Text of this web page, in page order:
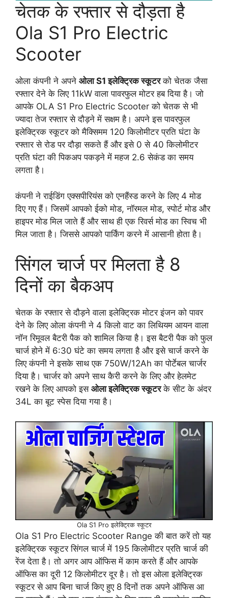
चेतक के रफ्तार से दौड़ता है
Ola S1 Pro Electric
Scooter
ओला कंपनी ने अपने ओला S1 इलेक्ट्रिक स्कूटरको चेतक जैसा
रफ्तार देने के लिए 11kW वाला पावरफुल मोटर हब दिया है। जो
आपके OLA S1 Pro Electric Scooter को चेतक से भी
ज्यादा तेज रफ्तार से दौड़ने में सक्षम है। अपने इस पावरफुल
इलेक्ट्रिक स्कूटर को मैक्सिमम 120 किलोमीटर प्रति घंटा के
रफ्तार से रोड पर दौड़ा सकते हैं और इसे 0 से 40 किलोमीटर
प्रति घंटा की पिकअप पकड़ने में महज 2.6 सेकंड का समय
लगता है।
कंपनी ने राईडिंग एक्सपीरियंस को एनहैंस्ड करने के लिए 4 मोड
दिए गए हैं। जिसमें आपको ईको मोड, नॉरमल मोड, स्पोर्ट मोड और
हाइपर मोड मिल जाते हैं और साथ ही एक रिवर्स मोड का स्विच भी
मिल जाता है। जिससे आपको पार्किंग करने में आसानी होता है।
सिंगल चार्ज पर मिलता है 8
दिनों का बैकअप
चेतक के रफ्तार से दौड़ने वाला इलेक्ट्रिक मोटर इंजन को पावर
देने के लिए ओला कंपनी ने 4 किलो वाट का लिथियम आयन वाला
नॉन रिमूवल बैटरी पैक को शामिल किया है। इस बैटरी पैक को फुल
चार्ज होने में 6:30 घंटे का समय लगता है और इसे चार्ज करने के
लिए कंपनी ने इसके साथ एक 750W/12Ah का पोर्टेबल चार्जर
दिया है। चार्जर को अपने साथ कैरी करने के लिए और हेलमेट
रखने के लिए आपको इस ओला इलेक्ट्रिक स्कूटरके सीट के अंदर
34L का बूट स्पेस दिया गया है।
Ola S1 Pro इलेक्ट्रिक स्कूटर
Ola S1 Pro Electric Scooter Range की बात करें तो यह
इलेक्ट्रिक स्कूटर सिंगल चार्ज में 195 किलोमीटर प्रति चार्ज की
रेंज देता है। तो अगर आप ऑफिस में काम करते हैं और आपके
ऑफिस का दूरी 12 किलोमीटर दूर है। तो इस ओला इलेक्ट्रिक
स्कूटर से आप बिना चार्ज किए हुए 8 दिनों तक अपने ऑफिस आ